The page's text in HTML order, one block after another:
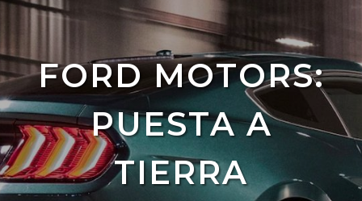
FORD MOTORS:
PUESTA A
TIERRA